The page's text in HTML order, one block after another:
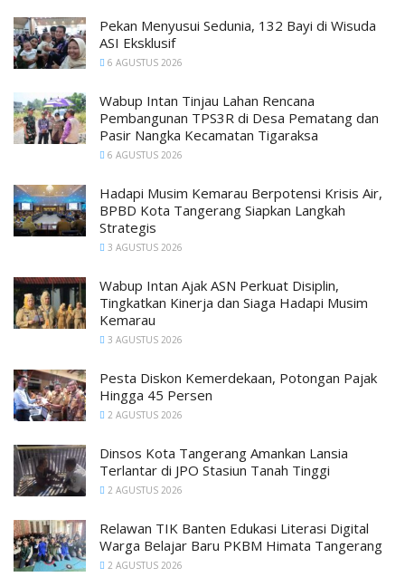
Pekan Menyusui Sedunia, 132 Bayi di Wisuda
ASI Eksklusif
6 AGUSTUS 2026
Wabup Intan Tinjau Lahan Rencana
Pembangunan TPS3R di Desa Pematang dan
Pasir Nangka Kecamatan Tigaraksa
6 AGUSTUS 2026
Hadapi Musim Kemarau Berpotensi Krisis Air,
BPBD Kota Tangerang Siapkan Langkah
Strategis
3 AGUSTUS 2026
Wabup Intan Ajak ASN Perkuat Disiplin,
Tingkatkan Kinerja dan Siaga Hadapi Musim
Kemarau
3 AGUSTUS 2026
Pesta Diskon Kemerdekaan, Potongan Pajak
Hingga 45 Persen
2 AGUSTUS 2026
Dinsos Kota Tangerang Amankan Lansia
Terlantar di JPO Stasiun Tanah Tinggi
2 AGUSTUS 2026
Relawan TIK Banten Edukasi Literasi Digital
Warga Belajar Baru PKBM Himata Tangerang
2 AGUSTUS 2026